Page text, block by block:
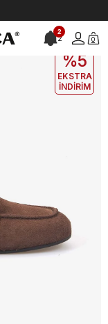
2
2 0
EKLE5
%5
EKSTRA
İNDİRİM